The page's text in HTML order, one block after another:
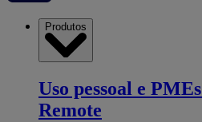
Produtos
Uso pessoal e PMEs
Remote